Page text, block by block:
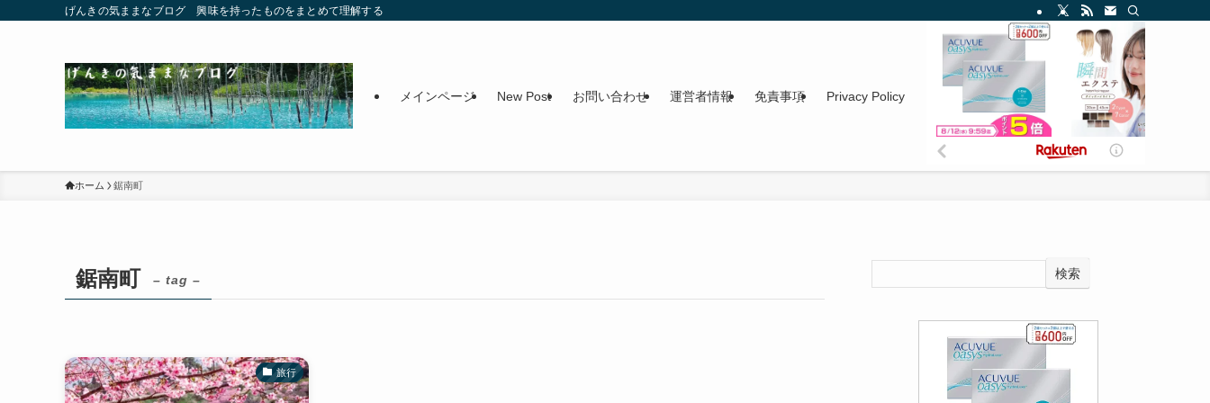
げんきの気ままなブログ 興味を持ったものをまとめて理解する
メインページ New Post お問い合わせ 運営者情報 免責事項 Privacy Policy
ホーム 鋸南町
鋸南町 – tag –
旅行
検索